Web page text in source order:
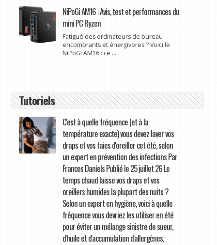
NiPoGi AM16 : Avis, test et performances du
mini PC Ryzen
Fatigué des ordinateurs de bureau
encombrants et énergivores ? Voici le
NiPoGi AM16 : ce ...
Tutoriels
C'est à quelle fréquence (et à la
température exacte) vous devez laver vos
draps et vos taies d'oreiller cet été, selon
un expert en prévention des infections Par
Frances Daniels Publié le 25 juillet 26 Le
temps chaud laisse vos draps et vos
oreillers humides la plupart des nuits ?
Selon un expert en hygiène, voici à quelle
fréquence vous devriez les utiliser en été
pour éviter un mélange sinistre de sueur,
d'huile et d'accumulation d'allergènes.